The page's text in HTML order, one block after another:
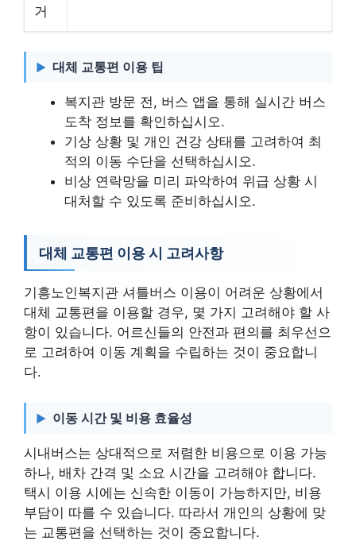
거
대체 교통편 이용 팁
복지관 방문 전, 버스 앱을 통해 실시간 버스
도착 정보를 확인하십시오.
기상 상황 및 개인 건강 상태를 고려하여 최
적의 이동 수단을 선택하십시오.
비상 연락망을 미리 파악하여 위급 상황 시
대처할 수 있도록 준비하십시오.
대체 교통편 이용 시 고려사항
기흥노인복지관 셔틀버스 이용이 어려운 상황에서
대체 교통편을 이용할 경우, 몇 가지 고려해야 할 사
항이 있습니다. 어르신들의 안전과 편의를 최우선으
로 고려하여 이동 계획을 수립하는 것이 중요합니
다.
이동 시간 및 비용 효율성
시내버스는 상대적으로 저렴한 비용으로 이용 가능
하나, 배차 간격 및 소요 시간을 고려해야 합니다.
택시 이용 시에는 신속한 이동이 가능하지만, 비용
부담이 따를 수 있습니다. 따라서 개인의 상황에 맞
는 교통편을 선택하는 것이 중요합니다.